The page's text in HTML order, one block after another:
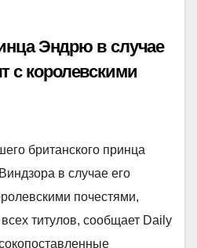
Эндрю в случае
с королевскими
британского принца
в случае его
почестями,
титулов, сообщает Daily